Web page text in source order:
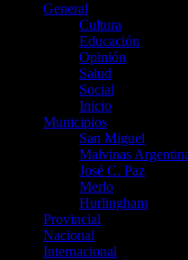
General
Cultura
Educación
Opinión
Salud
Social
Inicio
Municipios
San Miguel
Malvinas
José C. Paz
Merlo
Hurlingham
Provincial
Nacional
Internacional